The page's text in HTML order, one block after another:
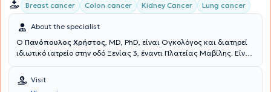
Breast cancer Colon cancer Kidney Cancer Lung cancer
About the specialist
Ο Πανόπουλος Χρήστος, MD, PhD, είναι Ογκολόγος και διατηρεί
ιδιωτικό ιατρείο στην οδό Ξενίας 3, έναντι Πλατείας Μαβίλης. Είναι
Είναι Διδάκτωρ του Εθνικού και Καποδιστριακού Πανεπιστημίου
Αθηνών με Διδακτορική Διατριβή με θέμα: "Χορήγηση από του
Visit